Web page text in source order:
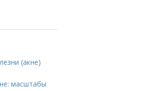
(акне)
масштабы